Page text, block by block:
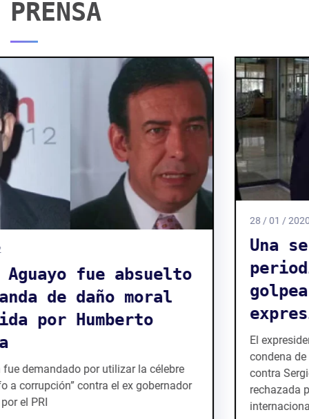
PRENSA
periodista y académico
golpea la libertad de
expresión en México
El expresidente del PRI, Humberto Moreira, logra una
condena de medio millón de dólares por daño moral
contra Sergio Aguayo. La acusación ha sido
rechazada por numerosos organismos
internacional...